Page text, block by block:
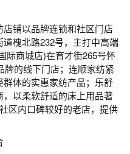
铺以品牌连锁和社区门店
槐北路232号，主打中高端
际商城店)在育才街265号怀
的线下门店；连顺家纺紧
体的实惠家纺产品；乐舒
以柔软舒适的床上用品著
区内口碑较好的老店，提供